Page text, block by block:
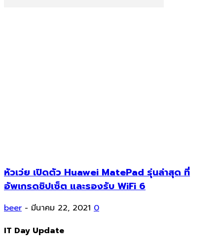
หัวเว่ย เปิดตัว Huawei MatePad รุ่นล่าสุด ที่
อัพเกรดชิปเซ็ต และรองรับ WiFi 6
beer - มีนาคม 22, 2021 0
IT Day Update